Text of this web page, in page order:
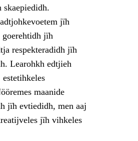
jïh
jïh
respekteradidh jïh
Learohkh edtjieh
maanide
jïh evtiedidh, men aaj
jïh vihkeles